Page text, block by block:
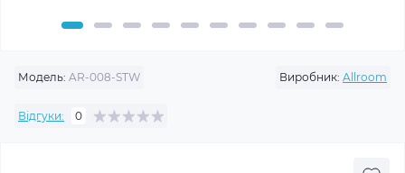
Модель: AR-008-STW Виробник: Allroom
Відгуки: 0